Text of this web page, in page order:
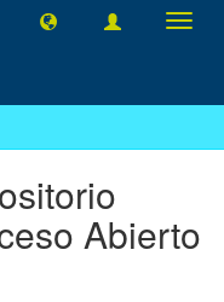
Abierto